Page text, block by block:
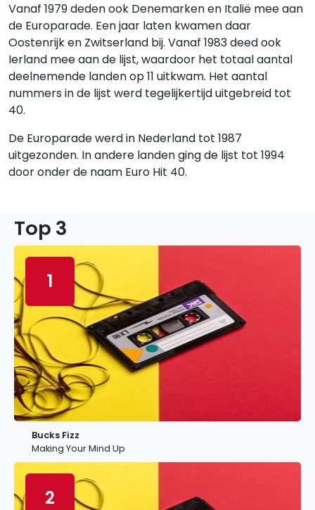
Vanaf 1979 deden ook Denemarken en Italië mee aan
de Europarade. Een jaar laten kwamen daar
Oostenrijk en Zwitserland bij. Vanaf 1983 deed ook
Ierland mee aan de lijst, waardoor het totaal aantal
deelnemende landen op 11 uitkwam. Het aantal
nummers in de lijst werd tegelijkertijd uitgebreid tot
40.
De Europarade werd in Nederland tot 1987
uitgezonden. In andere landen ging de lijst tot 1994
door onder de naam Euro Hit 40.
Top 3
1
Bucks Fizz
Making Your Mind Up
2